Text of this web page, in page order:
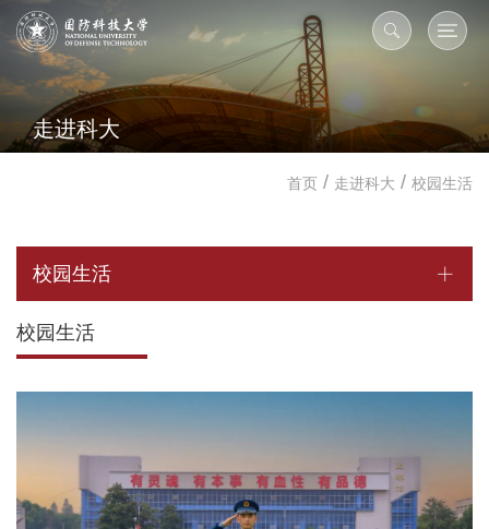
走进科大
首页 / 走进科大 / 校园生活
校园生活
校园生活